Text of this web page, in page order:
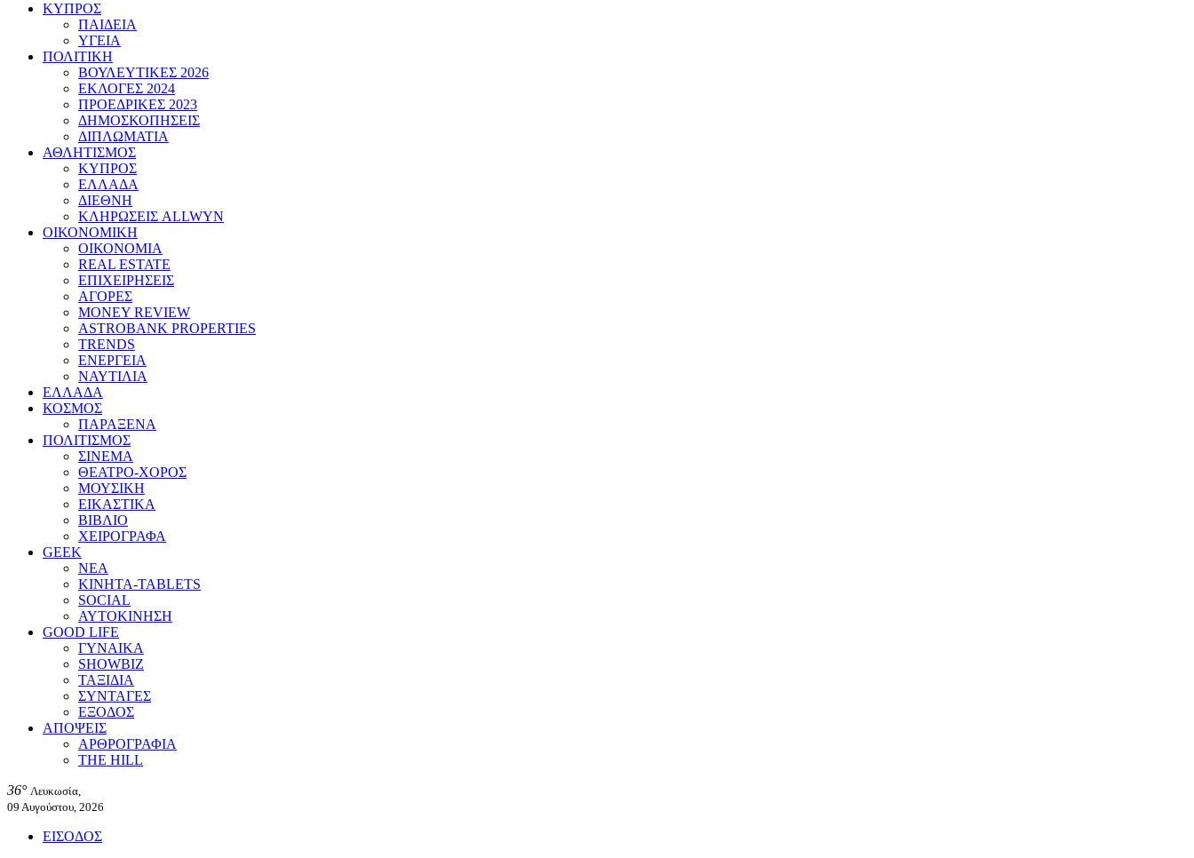
ΚΥΠΡΟΣ
ΠΑΙΔΕΙΑ
ΥΓΕΙΑ
ΠΟΛΙΤΙΚΗ
ΒΟΥΛΕΥΤΙΚΕΣ 2026
ΕΚΛΟΓΕΣ 2024
ΠΡΟΕΔΡΙΚΕΣ 2023
ΔΗΜΟΣΚΟΠΗΣΕΙΣ
ΔΙΠΛΩΜΑΤΙΑ
ΑΘΛΗΤΙΣΜΟΣ
ΚΥΠΡΟΣ
ΕΛΛΑΔΑ
ΔΙΕΘΝΗ
ΚΛΗΡΩΣΕΙΣ ALLWYN
ΟΙΚΟΝΟΜΙΚΗ
ΟΙΚΟΝΟΜΙΑ
REAL ESTATE
ΕΠΙΧΕΙΡΗΣΕΙΣ
ΑΓΟΡΕΣ
MONEY REVIEW
ASTROBANK PROPERTIES
TRENDS
ΕΝΕΡΓΕΙΑ
ΝΑΥΤΙΛΙΑ
ΕΛΛΑΔΑ
ΚΟΣΜΟΣ
ΠΑΡΑΞΕΝΑ
ΠΟΛΙΤΙΣΜΟΣ
ΣΙΝΕΜΑ
ΘΕΑΤΡΟ-ΧΟΡΟΣ
ΜΟΥΣΙΚΗ
ΕΙΚΑΣΤΙΚΑ
ΒΙΒΛΙΟ
ΧΕΙΡΟΓΡΑΦΑ
GEEK
ΝΕΑ
ΚΙΝΗΤΑ-TABLETS
SOCIAL
ΑΥΤΟΚΙΝΗΣΗ
GOOD LIFE
ΓΥΝΑΙΚΑ
SHOWBIZ
ΤΑΞΙΔΙΑ
ΣΥΝΤΑΓΕΣ
ΕΞΟΔΟΣ
ΑΠΟΨΕΙΣ
ΑΡΘΡΟΓΡΑΦΙΑ
THE HILL
36° Λευκωσία,
09 Αυγούστου, 2026
ΕΙΣΟΔΟΣ